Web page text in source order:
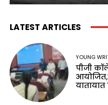
LATEST ARTICLES
YOUNG
पीजी